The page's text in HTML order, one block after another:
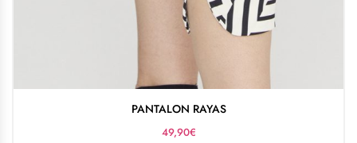
PANTALON RAYAS
49,90€